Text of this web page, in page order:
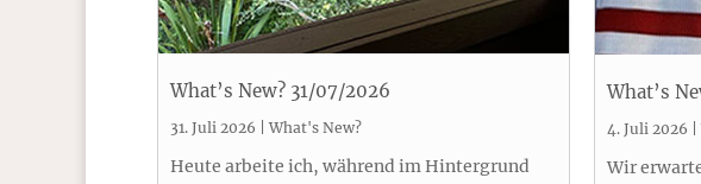
What’s New? 31/07/2026
31. Juli 2026 |What's New?
Heute arbeite ich, während im Hintergrund
What’s
4. Juli 2026 |
Wir